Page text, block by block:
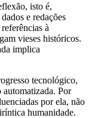
isto é,
e redações
à
vieses históricos.
implica
tecnológico,
automatizada. Por
por ela, não
humanidade.